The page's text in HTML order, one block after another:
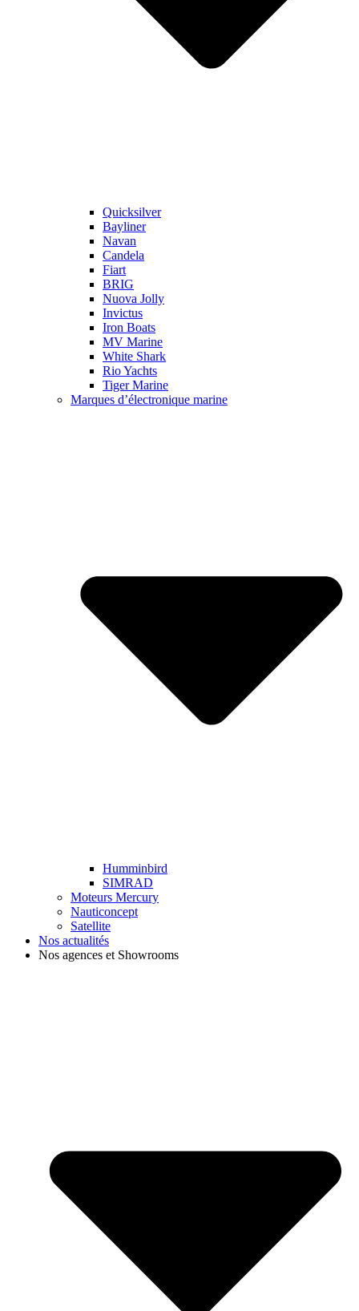
Quicksilver
Bayliner
Navan
Candela
Fiart
BRIG
Nuova Jolly
Invictus
Iron Boats
MV Marine
White Shark
Rio Yachts
Tiger Marine
Marques d’électronique marine
Humminbird
SIMRAD
Moteurs Mercury
Nauticoncept
Satellite
Nos actualités
Nos agences et Showrooms